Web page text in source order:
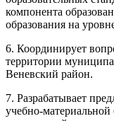
компонента
образования на
6. Координирует
территории
Веневский район.
7. Разрабатывает
учебно-